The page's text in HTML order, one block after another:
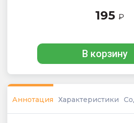
195 ₽
В корзину
Аннотация Характеристики